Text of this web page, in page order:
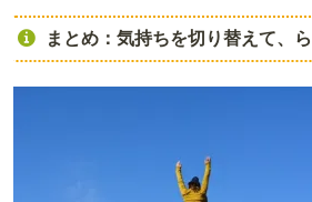
まとめ：気持ちを切り替えて、